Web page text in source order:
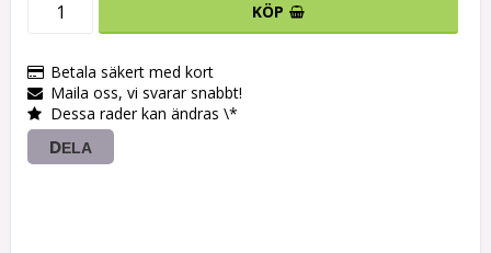
KÖP
Betala säkert med kort
Maila oss, vi svarar snabbt!
Dessa rader kan ändras \*
DELA